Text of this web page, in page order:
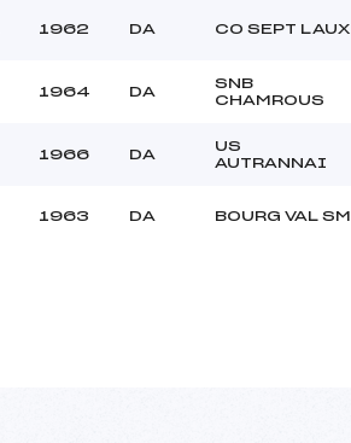
1962 DA CO SEPT LAUX
1964 DA
SNB
CHAMROUS
1966 DA
US
AUTRANNAI
1963 DA BOURG VAL SM